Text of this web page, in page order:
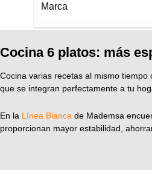
Marca
Mademsa
Cocina 6 platos: más
Cocina varias recetas al mismo
que se integran perfectamente a tu
En la Línea Blanca de Mademsa
proporcionan mayor estabilidad,